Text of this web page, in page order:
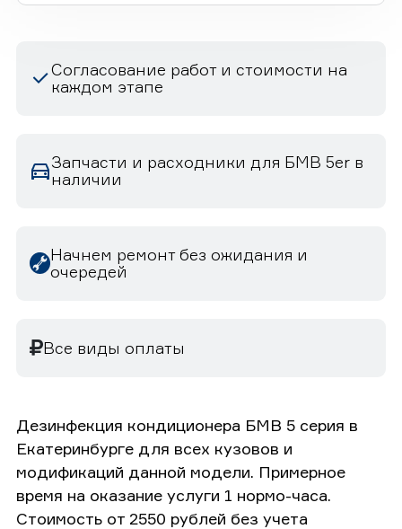
Согласование работ и стоимости на
каждом этапе
Запчасти и расходники для БМВ 5er в
наличии
Начнем ремонт без ожидания и
очередей
Все виды оплаты
Дезинфекция кондиционера БМВ 5 серия в
Екатеринбурге для всех кузовов и
модификаций данной модели. Примерное
время на оказание услуги 1 нормо-часа.
Стоимость от 2550 рублей без учета